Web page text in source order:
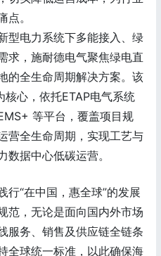
。
型电力系统下多能接入、绿
求，施耐德电气聚焦绿电直
的全生命周期解决方案。该
核心，依托ETAP电气系统
等平台，覆盖项目规
营全生命周期，实现工艺与
数据中心低碳运营。
行“在中国，惠全球”的发展
范，无论是面向国内外市场
服务、销售及供应链全链条
全球统一标准，以此确保海